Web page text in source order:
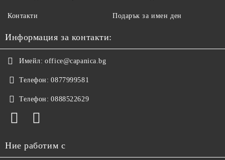
Контакти Подарък за имен ден
Информация за контакти:
Имейл: office@capanica.bg
Телефон: 0877999581
Телефон: 0888522629
Ние работим с